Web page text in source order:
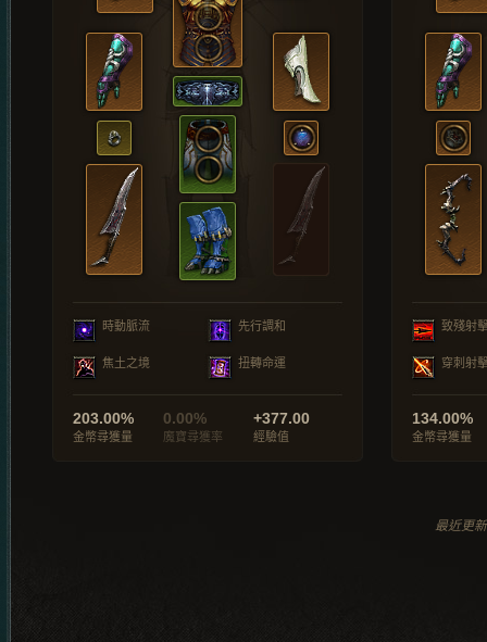
時動脈流 先行調和
焦土之境 扭轉命運
203.00%
金幣尋獲量
0.00%
魔寶尋獲率
+377.00
經驗值
致殘射
穿刺射
134.00%
金幣尋獲量
最近更